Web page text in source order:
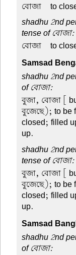
বোজা –to
shadhu 2nd
tense of বোজা:
বোজা –to
Samsad
shadhu 2nd
of বোজা:
বুজা, বোজা [
বুজেছে); to
closed; filled
up.
shadhu 2nd
tense of বোজা:
বুজা, বোজা [
বুজেছে); to
closed; filled
up.
Samsad
shadhu 2nd
of বোজা: